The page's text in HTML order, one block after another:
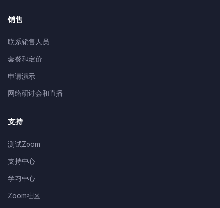
销售
联系销售人员
套餐和定价
申请演示
网络研讨会和直播
支持
测试Zoom
支持中心
学习中心
Zoom社区